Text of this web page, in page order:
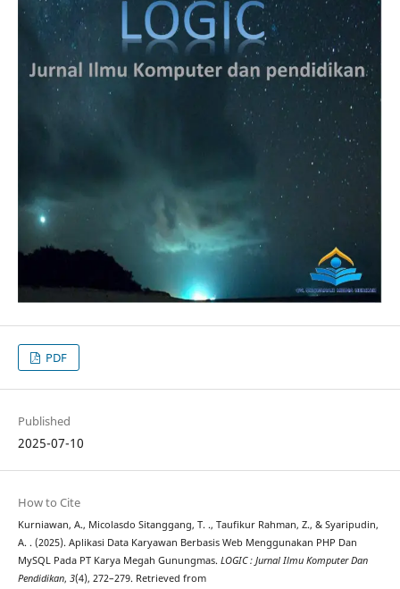
PDF
Published
2025-07-10
How to Cite
Kurniawan, A., Micolasdo Sitanggang, T. ., Taufikur Rahman, Z., & Syaripudin,
A. . (2025). Aplikasi Data Karyawan Berbasis Web Menggunakan PHP Dan
MySQL Pada PT Karya Megah Gunungmas. LOGIC : Jurnal Ilmu Komputer Dan
Pendidikan, 3(4), 272–279. Retrieved from